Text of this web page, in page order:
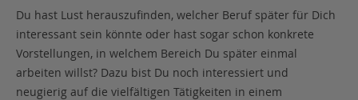
Du hast Lust herauszufinden, welcher Beruf später für Dich
interessant sein könnte oder hast sogar schon konkrete
Vorstellungen, in welchem Bereich Du später einmal
arbeiten willst? Dazu bist Du noch interessiert und
neugierig auf die vielfältigen Tätigkeiten in einem